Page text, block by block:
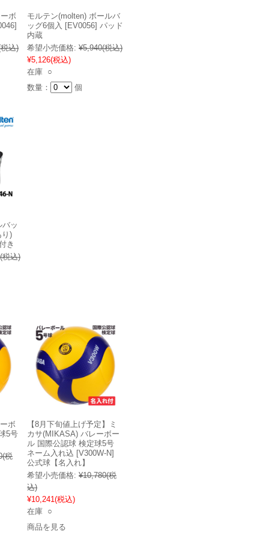
ボ
込)
モルテン(molten) ボールバ
ッグ6個入 [EV0056] パッド
内蔵
希望小売価格: ¥5,940(税込)
¥5,126(税込)
在庫 ○
数量：
個
ッ
り)
き
(税込)
ボ
5号
(税
【8月下旬値上げ予定】ミ
カサ(MIKASA) バレーボー
ル 国際公認球 検定球5号
ネーム入れ込 [V300W-N]
公式球【名入れ】
希望小売価格: ¥10,780(税
込)
¥10,241(税込)
在庫 ○
商品を見る